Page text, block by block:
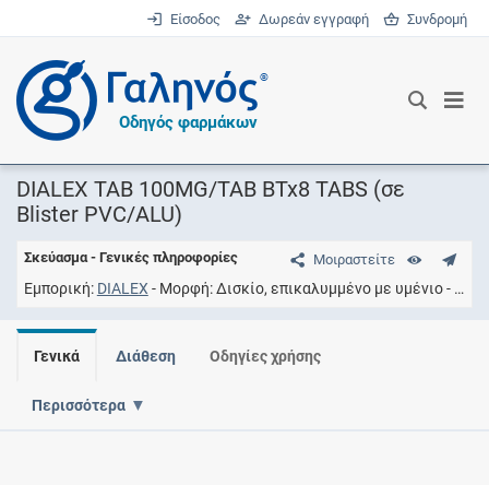
Είσοδος Δωρεάν εγγραφή Συνδρομή
®
Οδηγός φαρμάκων
DIALEX TAB 100MG/TAB BTx8 TABS (σε
Blister PVC/ALU)
Μοιραστείτε
Σκεύασμα - Γενικές πληροφορίες
Εμπορική DIALEX Μορφή Δισκίο, επικαλυμμένο με υμένιο
Γενικά Διάθεση Οδηγίες χρήσης
Περισσότερα